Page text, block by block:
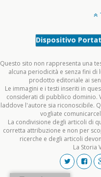
Dispositivo
Questo sito non rappresenta una
alcuna periodicità e senza fini
prodotto editoriale ai
Le immagini e i testi inseriti in
considerati di pubblico dominio.
laddove l'autore sia riconoscibile.
vogliate
La condivisione degli articoli di
corretta attribuzione e non per
ricerche e degli articoli
La Storia